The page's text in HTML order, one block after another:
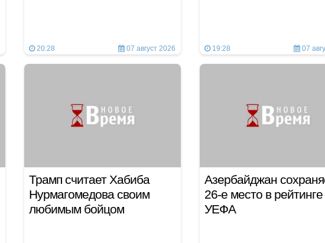
20:28 07 август 2026 19:28 07
Трамп считает Хабиба
Нурмагомедова своим
любимым бойцом
Азербайджан
26-е место в рейтинге
УЕФА